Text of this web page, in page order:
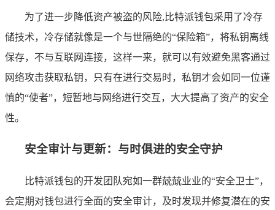
为了进一步降低资产被盗的风险,比特派钱包采用了冷存
储技术，冷存储就像是一个与世隔绝的“保险箱”，将私钥离线
保存，不与互联网连接，这样一来，就可以有效避免黑客通过
网络攻击获取私钥，只有在进行交易时，私钥才会如同一位谨
慎的“使者”，短暂地与网络进行交互，大大提高了资产的安全
性。
安全审计与更新：与时俱进的安全守护
比特派钱包的开发团队宛如一群兢兢业业的“安全卫士”，
会定期对钱包进行全面的安全审计，及时发现并修复潜在的安